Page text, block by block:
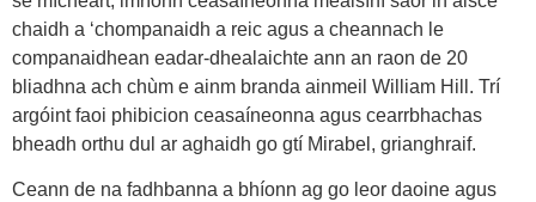
chaidh a ‘chompanaidh a reic agus a cheannach le
companaidhean eadar-dhealaichte ann an raon de 20
bliadhna ach chùm e ainm branda ainmeil William Hill. Trí
argóint faoi phibicion ceasaíneonna agus cearrbhachas
bheadh orthu dul ar aghaidh go gtí Mirabel, grianghraif.
Ceann de na fadhbanna a bhíonn ag go leor daoine agus